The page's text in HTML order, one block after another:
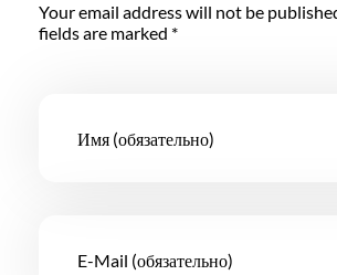
Your email address will not be
fields are marked *